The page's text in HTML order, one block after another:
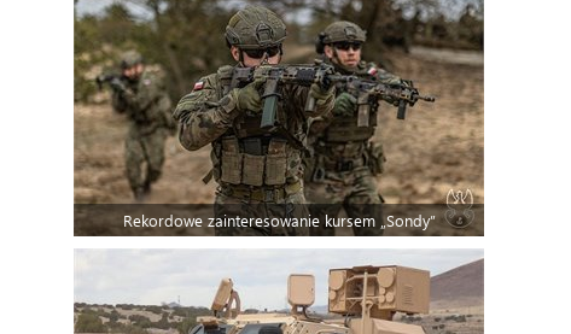
Rekordowe zainteresowanie kursem „Sondy”